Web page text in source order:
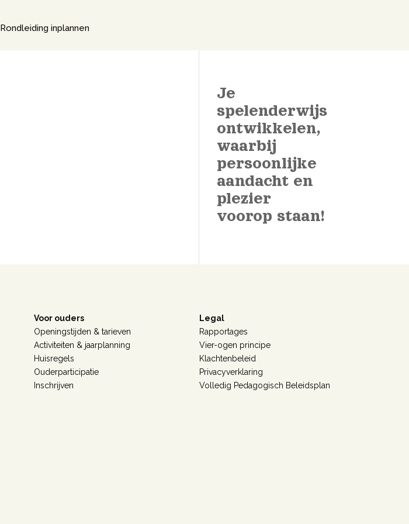
Rondleiding inplannen
Je
spelenderwijs
ontwikkelen,
waarbij
persoonlijke
aandacht en
plezier
voorop staan!
Voor ouders
Openingstijden & tarieven
Activiteiten & jaarplanning
Huisregels
Ouderparticipatie
Inschrijven
Legal
Rapportages
Vier-ogen principe
Klachtenbeleid
Privacyverklaring
Volledig Pedagogisch Beleidsplan